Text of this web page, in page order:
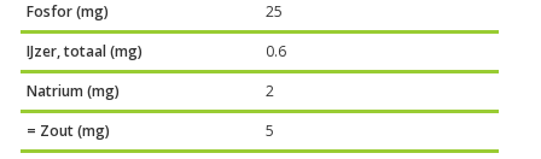
Fosfor (mg)
25
IJzer, totaal (mg)
0.6
Natrium (mg)
2
= Zout (mg)
5